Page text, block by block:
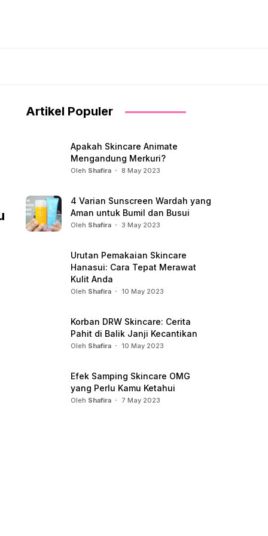
Artikel Populer
Apakah Skincare Animate
Mengandung Merkuri?
Oleh Shafira 8 May 2023
4 Varian Sunscreen Wardah yang
Aman untuk Bumil dan Busui
Oleh Shafira 3 May 2023
Urutan Pemakaian Skincare
Hanasui: Cara Tepat Merawat
Kulit Anda
Oleh Shafira 10 May 2023
Korban DRW Skincare: Cerita
Pahit di Balik Janji Kecantikan
Oleh Shafira 10 May 2023
Efek Samping Skincare OMG
yang Perlu Kamu Ketahui
Oleh Shafira 7 May 2023